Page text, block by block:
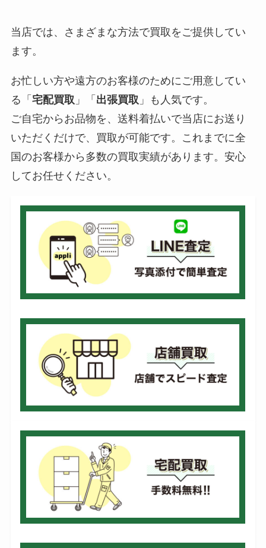
当店では、さまざまな方法で買取をご提供してい
ます。
お忙しい方や遠方のお客様のためにご用意してい
る「 宅配買取 」「 出張買取 」も人気です。
ご自宅からお品物を、送料着払いで当店にお送り
いただくだけで、買取が可能です。これまでに全
国のお客様から多数の買取実績があります。安心
してお任せください。